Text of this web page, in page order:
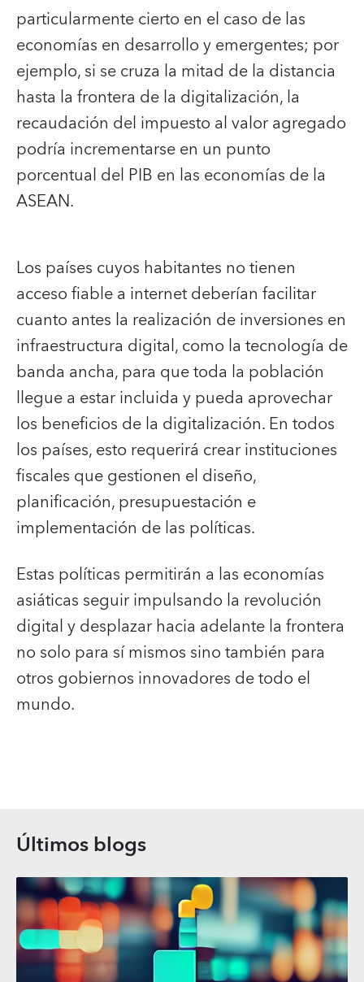
particularmente cierto en el caso de las
economías en desarrollo y emergentes; por
ejemplo,si se cruza la mitad de la distancia
hasta la frontera de la digitalización, la
recaudación del impuesto al valor agregado
podría incrementarse en un punto
porcentual del PIB en las economías de la
ASEAN.
Los países cuyos habitantes no tienen
acceso fiable a internet deberían facilitar
cuanto antes la realización de inversiones en
infraestructura digital, como la tecnología de
banda ancha, para que toda la población
llegue a estar incluida y pueda aprovechar
los beneficios de la digitalización. En todos
los países, esto requerirá crear instituciones
fiscales que gestionen el diseño,
planificación, presupuestación e
implementación de las políticas.
Estas políticas permitirán a las economías
asiáticas seguir impulsando la revolución
digital y desplazar hacia adelante la frontera
no solo para sí mismos sino también para
otros gobiernos innovadores de todo el
mundo.
Últimos blogs